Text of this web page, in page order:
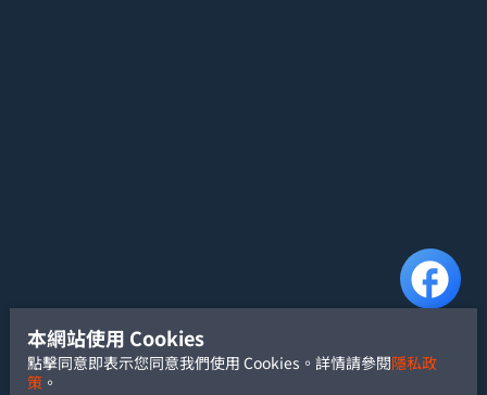
本網站使用 Cookies
點擊同意即表示您同意我們使用 Cookies。詳情請參閱隱私政
策。